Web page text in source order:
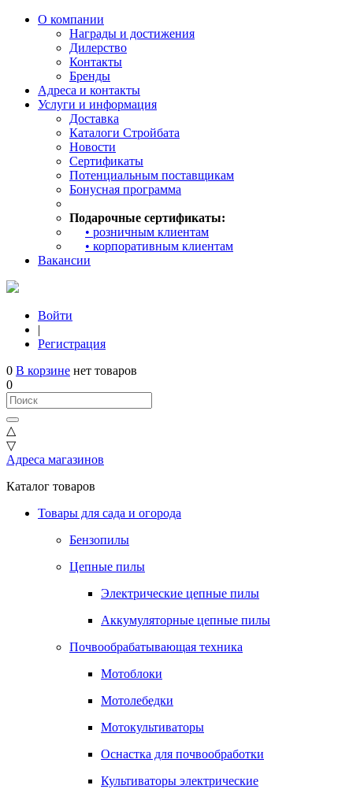
О компании
Награды и достижения
Дилерство
Контакты
Бренды
Адреса и контакты
Услуги и информация
Доставка
Каталоги Стройбата
Новости
Сертификаты
Потенциальным поставщикам
Бонусная программа
Подарочные сертификаты:
• розничным клиентам
• корпоративным клиентам
Вакансии
Войти
|
Регистрация
0 В корзине нет товаров
0
△
▽
Адреса магазинов
Каталог товаров
Товары для сада и огорода
Бензопилы
Цепные пилы
Электрические цепные пилы
Аккумуляторные цепные пилы
Почвообрабатывающая техника
Мотоблоки
Мотолебедки
Мотокультиваторы
Оснастка для почвообработки
Культиваторы электрические